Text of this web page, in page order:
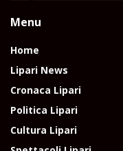
Menu
Home
Lipari News
Cronaca Lipari
Politica Lipari
Cultura Lipari